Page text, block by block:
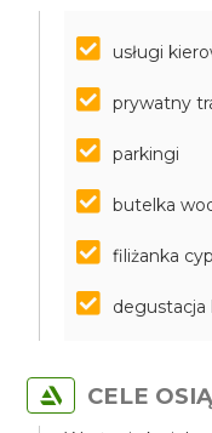
usługi
prywatny
parkingi
butelka
filiżanka
degustacja
CELE